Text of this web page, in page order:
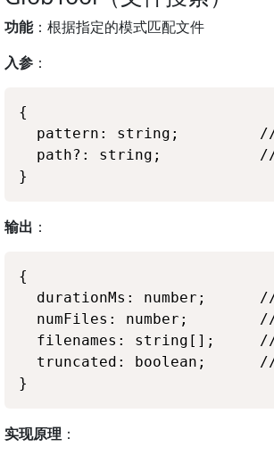
功能：根据指定的模式匹配文件
入参 ：
{
pattern: string;         //
path?: string;           //
输出 ：
{
durationMs: number;      //
numFiles: number;        //
filenames: string[];     //
truncated: boolean;      //
实现原理：